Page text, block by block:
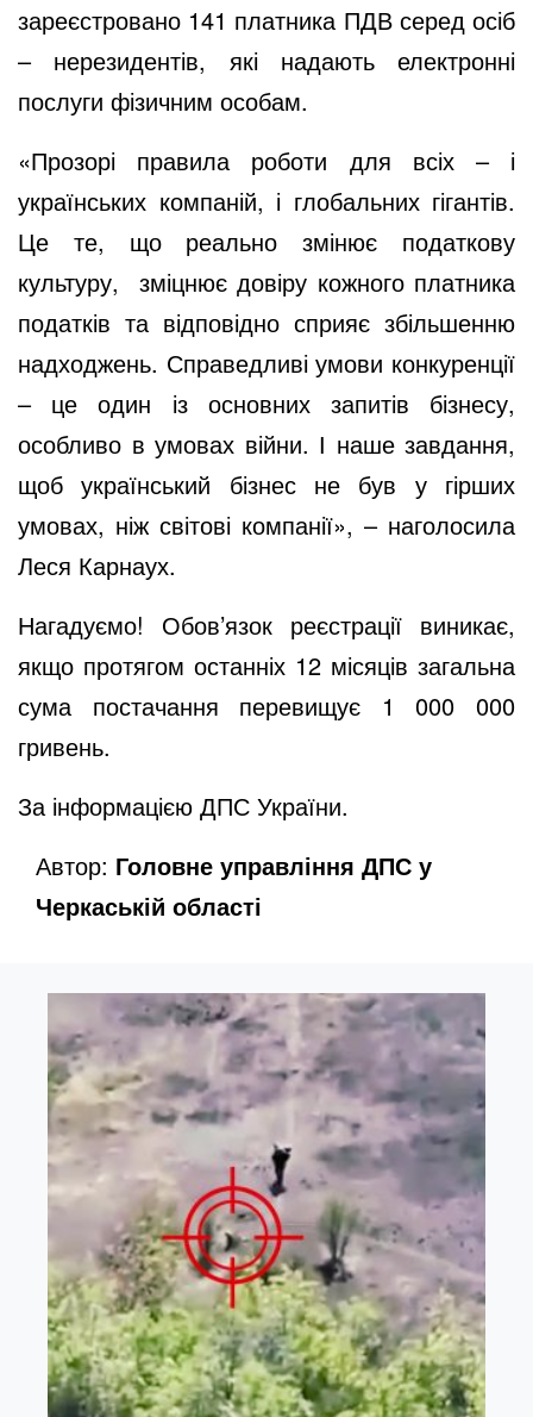
зареєстровано 141 платника ПДВ серед осіб
– нерезидентів, які надають електронні
послуги фізичним особам.
«Прозорі правила роботи для всіх – і
українських компаній, і глобальних гігантів.
Це те, що реально змінює податкову
культуру, зміцнює довіру кожного платника
податків та відповідно сприяє збільшенню
надходжень. Справедливі умови конкуренції
– це один із основних запитів бізнесу,
особливо в умовах війни. І наше завдання,
щоб український бізнес не був у гірших
умовах, ніж світові компанії», – наголосила
Леся Карнаух.
Нагадуємо! Обов’язок реєстрації виникає,
якщо протягом останніх 12 місяців загальна
сума постачання перевищує 1 000 000
гривень.
За інформацією ДПС України.
Автор: Головне управління ДПС у
Черкаській області